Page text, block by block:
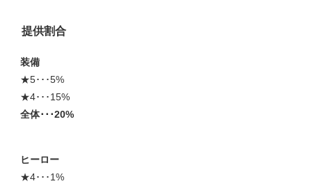
提供割合
装備
★5･･･5%
★4･･･15%
全体･･･20%
ヒーロー
★4･･･1%